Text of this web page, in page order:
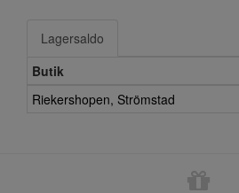
Lagersaldo
Butik
Riekershopen, Strömstad